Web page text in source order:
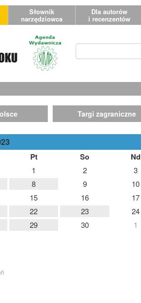
Słownik
narzędziowca
Dla autorów
i recenzentów
Targi zagraniczne
Pt So Nd
1 2
3
8 9
10
15 16
17
22 23
24
29 30 1